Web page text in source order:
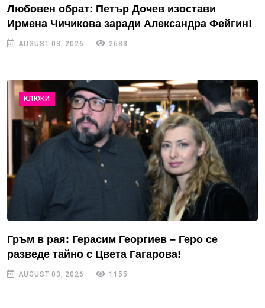
Любовен обрат: Петър Дочев изостави
Ирмена Чичикова заради Александра Фейгин!
AUGUST 03, 2026 2688
КЛЮКИ
Гръм в рая: Герасим Георгиев – Геро се
разведе тайно с Цвета Гагарова!
AUGUST 03, 2026 1155